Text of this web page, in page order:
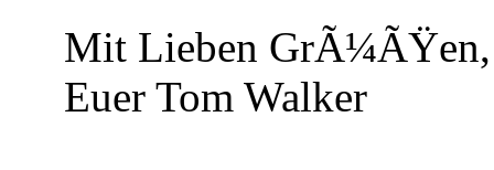
Mit Lieben GrÃ¼ÃŸen,
Euer Tom Walker